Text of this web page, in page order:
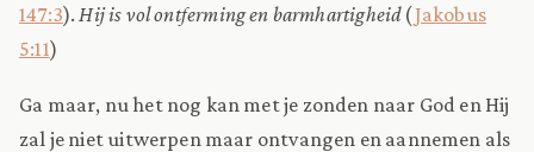
147:3). Hij is vol ontferming en barmhartigheid(Jakobus
5:11)
Ga maar, nu het nog kan met je zonden naar God en Hij
zal je niet uitwerpen maar ontvangen en aannemen als